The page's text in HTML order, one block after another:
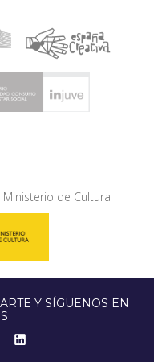
de Cultura
Y SÍGUENOS EN